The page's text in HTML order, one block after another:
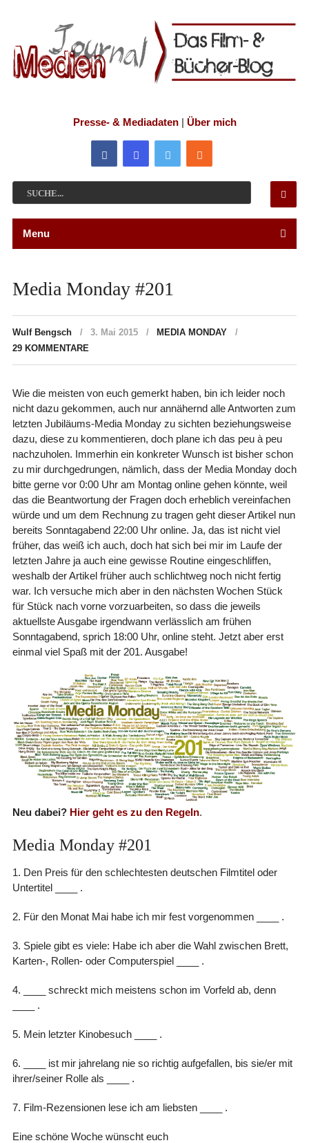
Presse- & Mediadaten| Über mich
Menu
Media Monday #201
Wulf Bengsch 3. Mai 2015
MEDIA MONDAY
29 KOMMENTARE
Wie die meisten von euch gemerkt haben, bin ich leider noch
nicht dazu gekommen, auch nur annähernd alle Antworten zum
letzten Jubiläums-Media Monday zu sichten beziehungsweise
dazu, diese zu kommentieren, doch plane ich das peu à peu
nachzuholen. Immerhin ein konkreter Wunsch ist bisher schon
zu mir durchgedrungen, nämlich, dass der Media Monday doch
bitte gerne vor 0:00 Uhr am Montag online gehen könnte, weil
das die Beantwortung der Fragen doch erheblich vereinfachen
würde und um dem Rechnung zu tragen geht dieser Artikel nun
bereits Sonntagabend 22:00 Uhr online. Ja, das ist nicht viel
früher, das weiß ich auch, doch hat sich bei mir im Laufe der
letzten Jahre ja auch eine gewisse Routine eingeschliffen,
weshalb der Artikel früher auch schlichtweg noch nicht fertig
war. Ich versuche mich aber in den nächsten Wochen Stück
für Stück nach vorne vorzuarbeiten, so dass die jeweils
aktuellste Ausgabe irgendwann verlässlich am frühen
Sonntagabend, sprich 18:00 Uhr, online steht. Jetzt aber erst
einmal viel Spaß mit der 201. Ausgabe!
Neu dabei? Hier geht es zu den Regeln.
Media Monday #201
1. Den Preis für den schlechtesten deutschen Filmtitel oder
Untertitel ____ .
2. Für den Monat Mai habe ich mir fest vorgenommen ____ .
3. Spiele gibt es viele: Habe ich aber die Wahl zwischen Brett,
Karten-, Rollen- oder Computerspiel ____ .
4. ____ schreckt mich meistens schon im Vorfeld ab, denn
____ .
5. Mein letzter Kinobesuch ____ .
6. ____ ist mir jahrelang nie so richtig aufgefallen, bis sie/er mit
ihrer/seiner Rolle als ____ .
7. Film-Rezensionen lese ich am liebsten ____ .
Eine schöne Woche wünscht euch